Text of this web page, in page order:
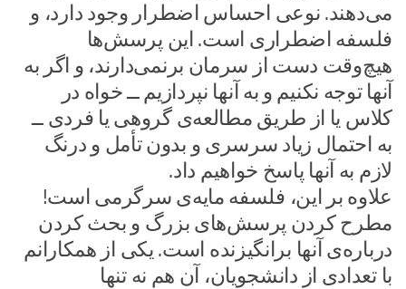
می‌دهند. نوعی احساس اضطرار وجود دارد، و
فلسفه اضطراری است. این پرسش‌ها
هیچ‌وقت دست از سرمان برنمی‌دارند، و اگر به
آنها توجه نکنیم و به آنها نپردازیم ــ خواه در
کلاس یا از طریق مطالعه‌ی گروهی یا فردی ــ
به احتمال زیاد سرسری و بدون تأمل و درنگ
لازم به آنها پاسخ خواهیم داد.
علاوه بر این، فلسفه مایه‌ی سرگرمی است!
مطرح کردن پرسش‌های بزرگ و بحث کردن
درباره‌ی آنها برانگیزنده است. یکی از همکارانم
با تعدادی از دانشجویان، آن هم نه تنها